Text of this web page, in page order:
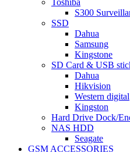
Toshiba
S300
SSD
Dahua
Samsung
Kingstone
SD Card & USB
Dahua
Hikvision
Western digital
Kingston
Hard Drive Dock/
NAS HDD
Seagate
GSM ACCESSORIES